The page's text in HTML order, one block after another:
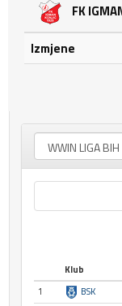
FK
Izmjene
Klub
1
BSK